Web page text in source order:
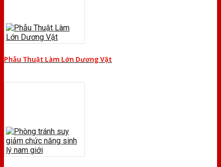
Phẫu Thuật Làm Lớn Dương Vật